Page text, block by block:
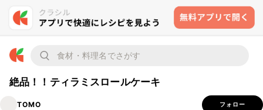
絶品！！ティラミスロールケーキ
TOMO フォロー